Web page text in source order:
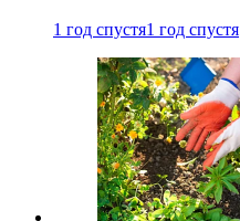
1 год спустя1 год спустя